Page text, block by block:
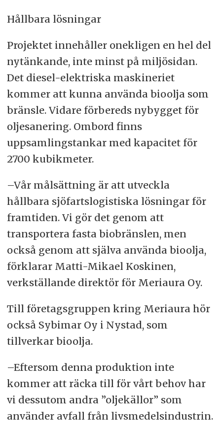
Hållbara lösningar
Projektet innehåller onekligen en hel del
nytänkande, inte minst på miljösidan.
Det diesel-elektriska maskineriet
kommer att kunna använda bioolja som
bränsle. Vidare förbereds nybygget för
oljesanering. Ombord finns
uppsamlingstankar med kapacitet för
2700 kubikmeter.
–Vår målsättning är att utveckla
hållbara sjöfartslogistiska lösningar för
framtiden. Vi gör det genom att
transportera fasta biobränslen, men
också genom att själva använda bioolja,
förklarar Matti-Mikael Koskinen,
verkställande direktör för Meriaura Oy.
Till företagsgruppen kring Meriaura hör
också Sybimar Oy i Nystad, som
tillverkar bioolja.
–Eftersom denna produktion inte
kommer att räcka till för vårt behov har
vi dessutom andra ”oljekällor” som
använder avfall från livsmedelsindustrin.